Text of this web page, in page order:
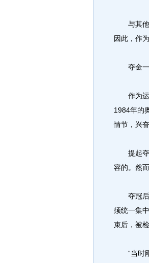
与其他
因此，作
夺金一
作为运
1984年的
情节，兴
提起夺
容的。然
夺冠后
须统一集
束后，被
“当时刚